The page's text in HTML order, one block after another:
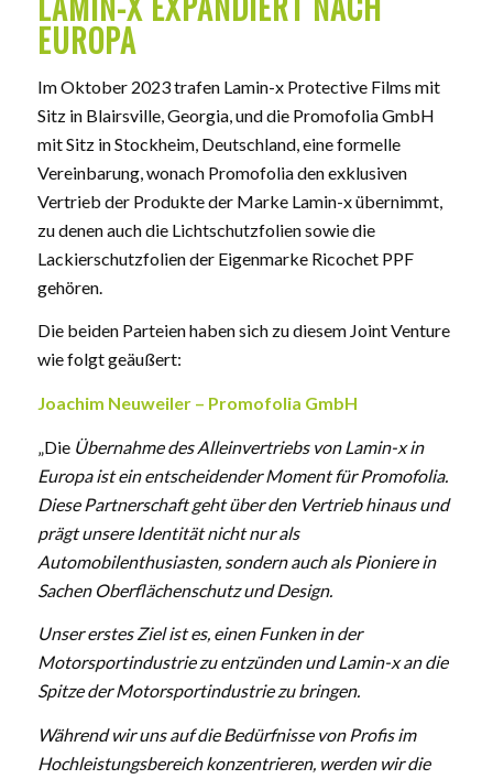
EUROPA
Im Oktober 2023 trafen Lamin-x Protective Films mit
Sitz in Blairsville, Georgia, und die Promofolia GmbH
mit Sitz in Stockheim, Deutschland, eine formelle
Vereinbarung, wonach Promofolia den exklusiven
Vertrieb der Produkte der Marke Lamin-x übernimmt,
zu denen auch die Lichtschutzfolien sowie die
Lackierschutzfolien der Eigenmarke Ricochet PPF
gehören.
Die beiden Parteien haben sich zu diesem Joint Venture
wie folgt geäußert:
Joachim Neuweiler – Promofolia GmbH
„Die Übernahme des Alleinvertriebs von Lamin-x in
Europa ist ein entscheidender Moment für Promofolia.
Diese Partnerschaft geht über den Vertrieb hinaus und
prägt unsere Identität nicht nur als
Automobilenthusiasten, sondern auch als Pioniere in
Sachen Oberflächenschutz und Design.
Unser erstes Ziel ist es, einen Funken in der
Motorsportindustrie zu entzünden und Lamin-x an die
Spitze der Motorsportindustrie zu bringen.
Während wir uns auf die Bedürfnisse von Profis im
Hochleistungsbereich konzentrieren, werden wir die